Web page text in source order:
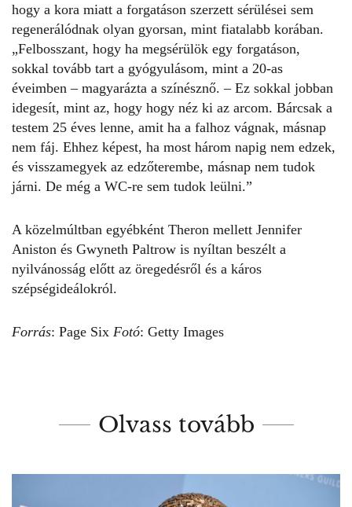
hogy a kora miatt a forgatáson szerzett sérülései sem
regenerálódnak olyan gyorsan, mint fiatalabb korában.
„Felbosszant, hogy ha megsérülök egy forgatáson,
sokkal tovább tart a gyógyulásom, mint a 20-as
éveimben – magyarázta a színésznő. – Ez sokkal jobban
idegesít, mint az, hogy hogy néz ki az arcom. Bárcsak a
testem 25 éves lenne, amit ha a falhoz vágnak, másnap
nem fáj. Ehhez képest, ha most három napig nem edzek,
és visszamegyek az edzőterembe, másnap nem tudok
járni. De még a WC-re sem tudok leülni.”
A közelmúltban egyébként Theron mellett Jennifer
Aniston és Gwyneth Paltrow is nyíltan beszélt a
nyilvánosság előtt az öregedésről és a káros
szépségideálokról.
Forrás: Page Six Fotó: Getty Images
Olvass tovább